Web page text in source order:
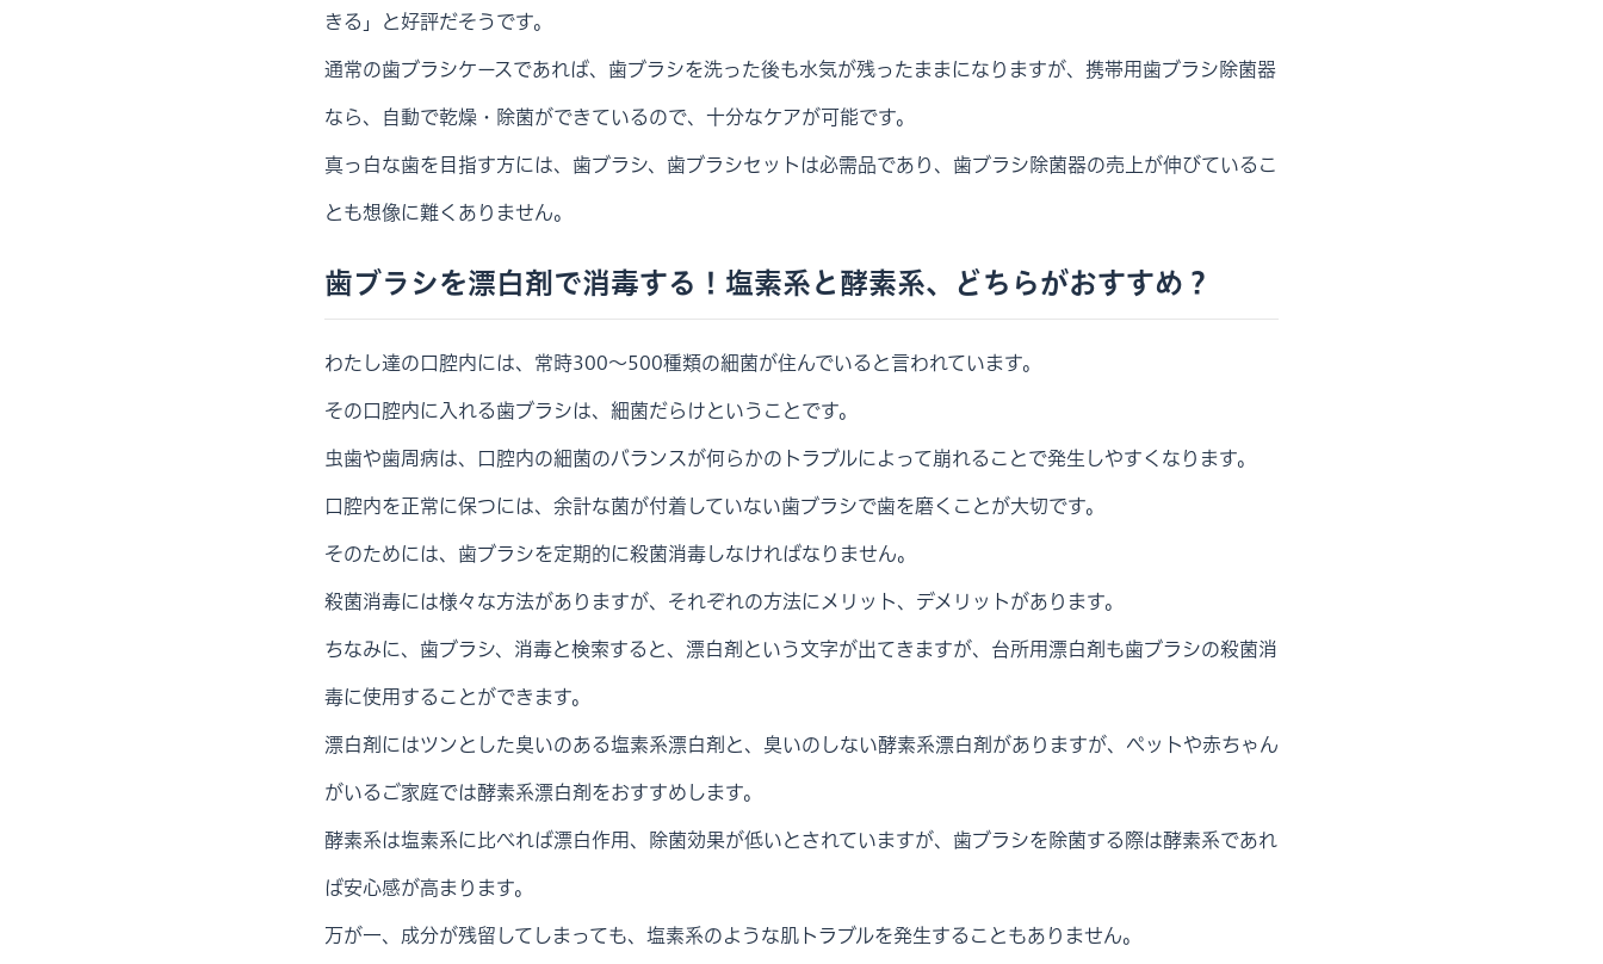
きる」と好評だそうです。
通常の歯ブラシケースであれば、歯ブラシを洗った後も水気が残ったままになりますが、携帯用歯ブラシ除菌器
なら、自動で乾燥・除菌ができているので、十分なケアが可能です。
真っ白な歯を目指す方には、歯ブラシ、歯ブラシセットは必需品であり、歯ブラシ除菌器の売上が伸びているこ
とも想像に難くありません。
歯ブラシを漂白剤で消毒する！塩素系と酵素系、どちらがおすすめ？
わたし達の口腔内には、常時300～500種類の細菌が住んでいると言われています。
その口腔内に入れる歯ブラシは、細菌だらけということです。
虫歯や歯周病は、口腔内の細菌のバランスが何らかのトラブルによって崩れることで発生しやすくなります。
口腔内を正常に保つには、余計な菌が付着していない歯ブラシで歯を磨くことが大切です。
そのためには、歯ブラシを定期的に殺菌消毒しなければなりません。
殺菌消毒には様々な方法がありますが、それぞれの方法にメリット、デメリットがあります。
ちなみに、歯ブラシ、消毒と検索すると、漂白剤という文字が出てきますが、台所用漂白剤も歯ブラシの殺菌消
毒に使用することができます。
漂白剤にはツンとした臭いのある塩素系漂白剤と、臭いのしない酵素系漂白剤がありますが、ペットや赤ちゃん
がいるご家庭では酵素系漂白剤をおすすめします。
酵素系は塩素系に比べれば漂白作用、除菌効果が低いとされていますが、歯ブラシを除菌する際は酵素系であれ
ば安心感が高まります。
万が一、成分が残留してしまっても、塩素系のような肌トラブルを発生することもありません。